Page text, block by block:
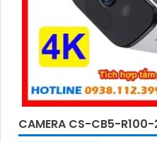
CAMERA CS-CB5-R100-